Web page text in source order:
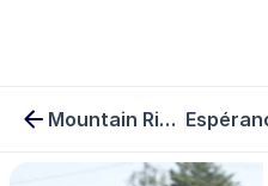
Mountain Riders